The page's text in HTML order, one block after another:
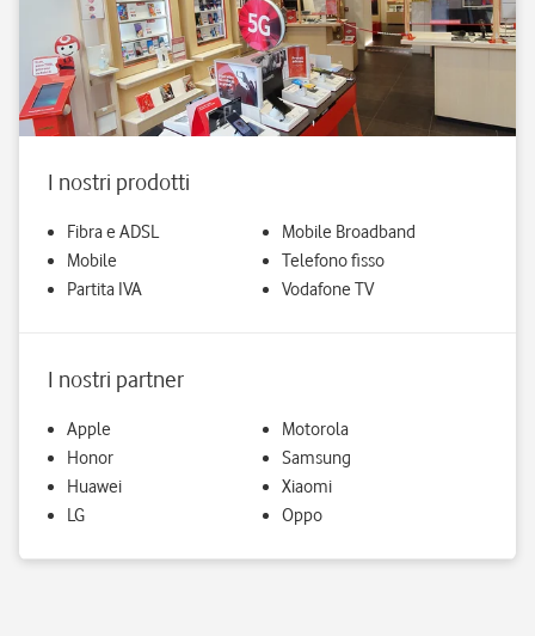
I nostri prodotti
Fibra e ADSL
Mobile
Partita IVA
Mobile Broadband
Telefono fisso
Vodafone TV
I nostri partner
Apple
Honor
Huawei
LG
Motorola
Samsung
Xiaomi
Oppo